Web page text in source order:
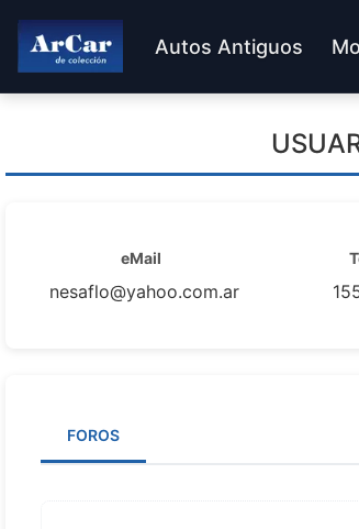
Autos Antiguos
eMail
nesaflo@yahoo.com.ar
FOROS